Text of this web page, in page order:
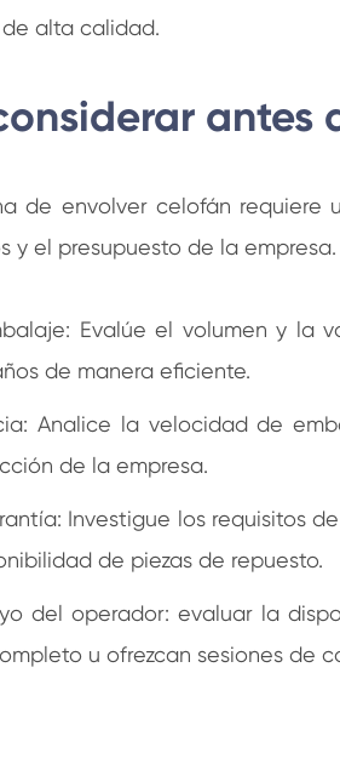
alta calidad.
de envolver celofán
y el presupuesto de la
Evalúe el volumen y la
de manera eficiente.
Analice la velocidad de
de la empresa.
Investigue los requisitos
de piezas de repuesto.
del operador: evaluar la
u ofrezcan sesiones de